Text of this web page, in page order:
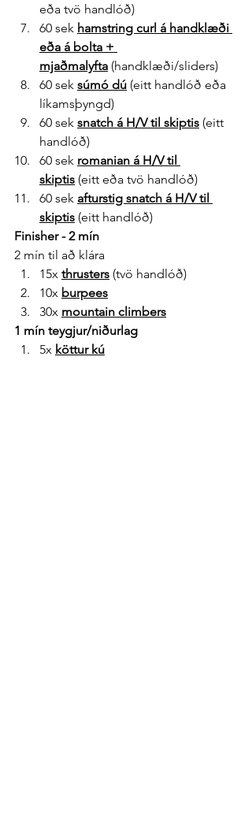
eða tvö handlóð)
60 sek hamstring curl á handklæði
eða á bolta +
mjaðmalyfta (handklæði/sliders)
60 sek súmó dú (eitt handlóð eða
líkamsþyngd)
60 sek snatch á H/V til skiptis (eitt
handlóð)
60 sek romanian á H/V til
skiptis (eitt eða tvö handlóð)
60 sek afturstig snatch á H/V til
skiptis (eitt handlóð)
Finisher - 2 mín
2 mín til að klára
15x thrusters (tvö handlóð)
10x burpees
30x mountain climbers
1 mín teygjur/niðurlag
5x köttur kú